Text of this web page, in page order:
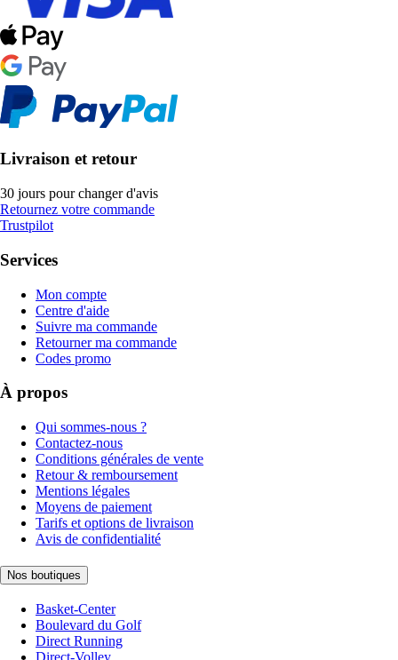
Livraison et retour
30 jours pour changer d'avis
Retournez votre commande
Trustpilot
Services
Mon compte
Centre d'aide
Suivre ma commande
Retourner ma commande
Codes promo
À propos
Qui sommes-nous ?
Contactez-nous
Conditions générales de vente
Retour & remboursement
Mentions légales
Moyens de paiement
Tarifs et options de livraison
Avis de confidentialité
Nos boutiques
Basket-Center
Boulevard du Golf
Direct Running
Direct-Volley